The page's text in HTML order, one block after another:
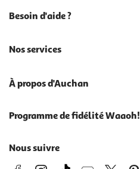
Besoin d'aide ?
Nos services
À propos d'Auchan
Programme de fidélité Waaoh!
Nous suivre